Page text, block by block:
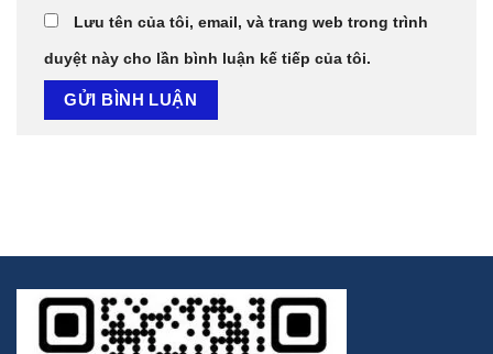
Lưu tên của tôi, email, và trang web trong trình
duyệt này cho lần bình luận kế tiếp của tôi.